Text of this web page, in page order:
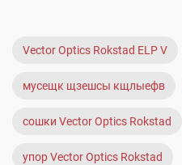
Vector Optics Rokstad ELP V
мусещк щзешсы кщлыефв
сошки Vector Optics Rokstad
упор Vector Optics Rokstad